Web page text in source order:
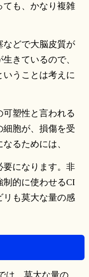
ても、かなり複雑
などで大脳皮質が
きているので、
うことは考えに
可塑性と言われる
胞が、損傷を受
るためには、
要になります。非
制的に使わせるCI
リも莫大な量の感
は、莫大な量の